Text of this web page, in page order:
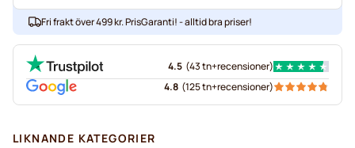
Fri frakt över 499 kr. PrisGaranti! - alltid bra priser!
4.5 (43 tn+recensioner)
4.8 (125 tn+recensioner)
LIKNANDE KATEGORIER